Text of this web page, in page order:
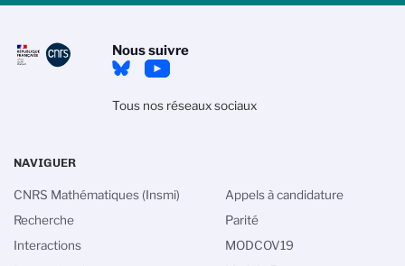
Nous suivre
Tous nos réseaux sociaux
NAVIGUER
CNRS Mathématiques (Insmi)
Recherche
Interactions
Appels à candidature
Parité
MODCOV19